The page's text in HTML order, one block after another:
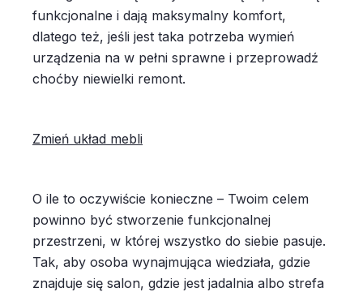
funkcjonalne i dają maksymalny komfort,
dlatego też, jeśli jest taka potrzeba wymień
urządzenia na w pełni sprawne i przeprowadź
choćby niewielki remont.
Zmień układ mebli
O ile to oczywiście konieczne – Twoim celem
powinno być stworzenie funkcjonalnej
przestrzeni, w której wszystko do siebie pasuje.
Tak, aby osoba wynajmująca wiedziała, gdzie
znajduje się salon, gdzie jest jadalnia albo strefa